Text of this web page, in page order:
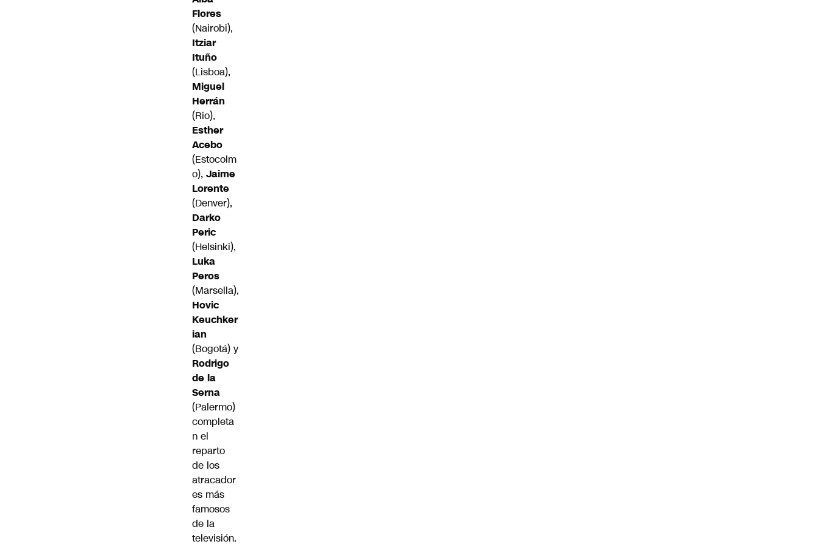
Flores
(Nairobi),
Itziar
Ituño
(Lisboa),
Miguel
Herrán
(Rio),
Esther
Acebo
(Estocolm
o), Jaime
Lorente
(Denver),
Darko
Peric
(Helsinki),
Luka
Peros
(Marsella),
Hovic
Keuchker
ian
(Bogotá) y
Rodrigo
de la
Serna
(Palermo)
completa
n el
reparto
de los
atracador
es más
famosos
de la
televisión.